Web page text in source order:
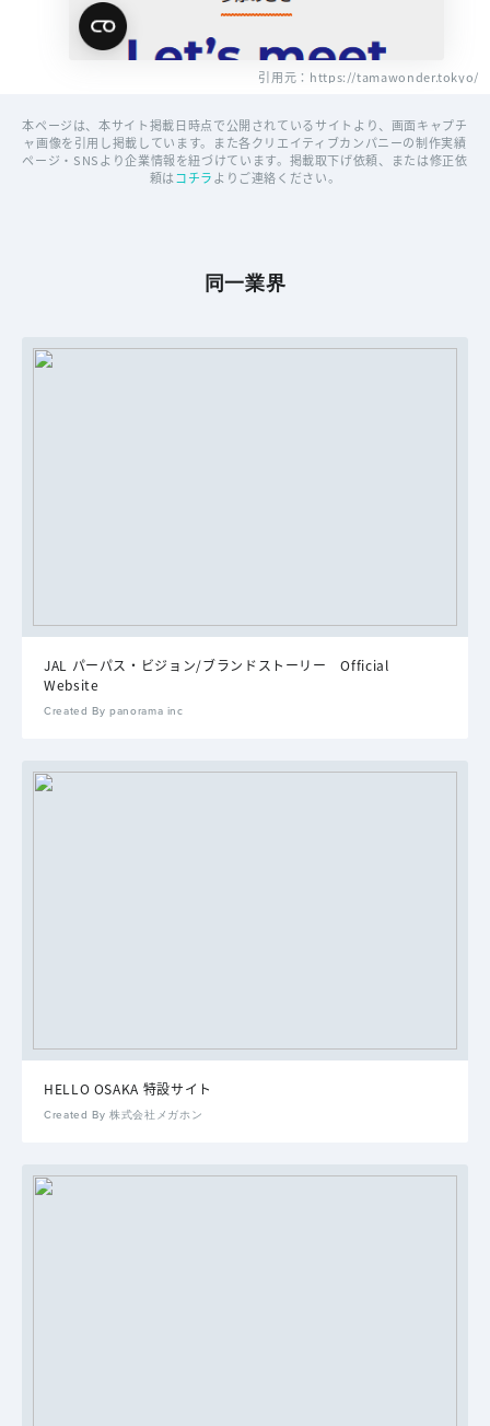
引用元：https://tamawonder.tokyo/
本ページは、本サイト掲載日時点で公開されているサイトより、画面キャプチ
ャ画像を引用し掲載しています。また各クリエイティブカンパニーの制作実績
ページ・SNSより企業情報を紐づけています。掲載取下げ依頼、または修正依
頼はコチラよりご連絡ください。
同一業界
JAL パーパス・ビジョン/ブランドストーリー Official
Website
Created By panorama inc
HELLO OSAKA 特設サイト
Created By 株式会社メガホン